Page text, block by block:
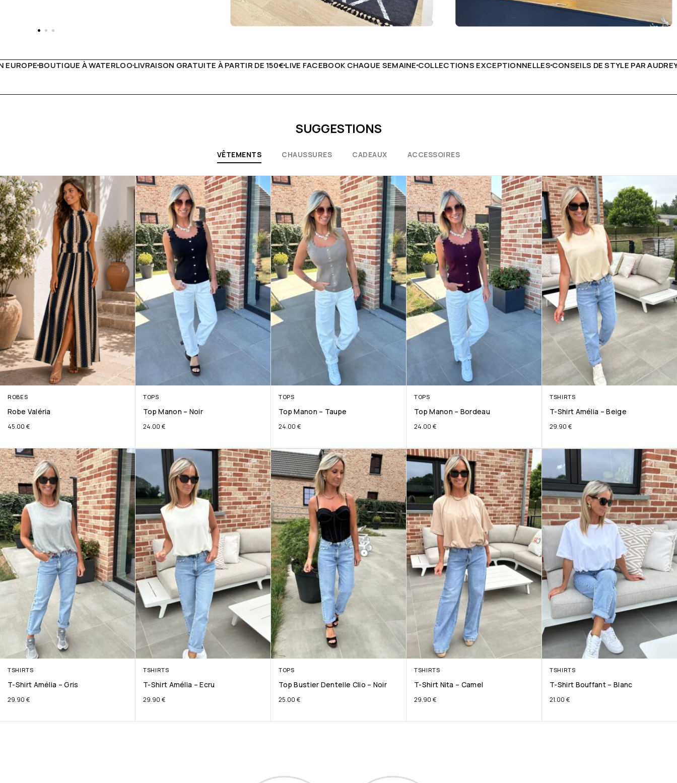
GRATUITE À PARTIR DE 150€LIVE FACEBOOK CHAQUE SEMAINECOLLECTIONS EXCEPTIONNELLESCONSEILS DE STYLE PAR AUDREY B LIVRAISON PARTOUT EN
SUGGESTIONS
VÊTEMENTS CHAUSSURES CADEAUX ACCESSOIRES
ROBES
Robe Valéria
45.00 €
TOPS
Top Manon – Noir
24.00 €
TOPS
Top Manon – Taupe
24.00 €
TOPS
Top Manon – Bordeau
24.00 €
TSHIRTS
T-Shirt Amélia – Beige
29.90 €
TSHIRTS
T-Shirt Amélia – Gris
29.90 €
TSHIRTS
T-Shirt Amélia – Ecru
29.90 €
TOPS
Top Bustier Dentelle Clio – Noir
25.00 €
TSHIRTS
T-Shirt Nita – Camel
29.90 €
TSHIRTS
T-Shirt Bouffant – Blanc
21.00 €